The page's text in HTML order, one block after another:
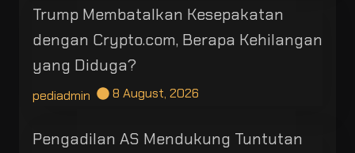
Trump Membatalkan Kesepakatan
dengan Crypto.com, Berapa Kehilangan
yang Diduga?
pediadmin 8 August, 2026
Pengadilan AS Mendukung Tuntutan